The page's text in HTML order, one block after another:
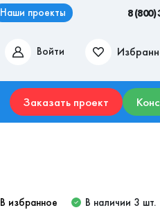
Наши проекты 8 (800)
Войти
места Гостиные
Заказать проект
В избранное
В наличии 3 шт.